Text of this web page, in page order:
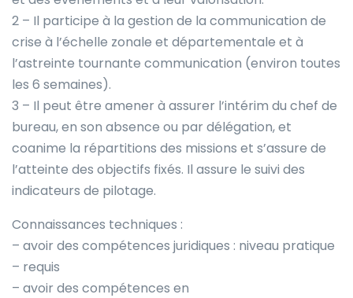
2 – Il participe à la gestion de la communication de
crise à l’échelle zonale et départementale et à
l’astreinte tournante communication (environ toutes
les 6 semaines).
3 – Il peut être amener à assurer l’intérim du chef de
bureau, en son absence ou par délégation, et
coanime la répartitions des missions et s’assure de
l’atteinte des objectifs fixés. Il assure le suivi des
indicateurs de pilotage.
Connaissances techniques :
– avoir des compétences juridiques : niveau pratique
– requis
– avoir des compétences en